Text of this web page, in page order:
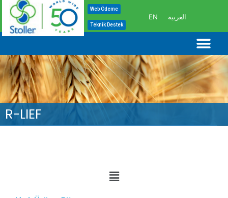
İçeriğe
Web Ödeme
Teknik Destek
EN العربية
R-LIEF